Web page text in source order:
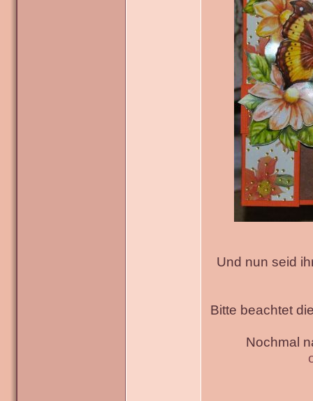
Und nun seid
Bitte beachtet
Nochmal